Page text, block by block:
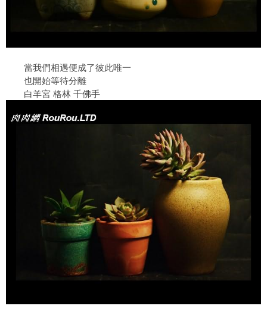
當我們相遇便成了彼此唯一
也開始等待分離
白羊宮 格林 千佛手